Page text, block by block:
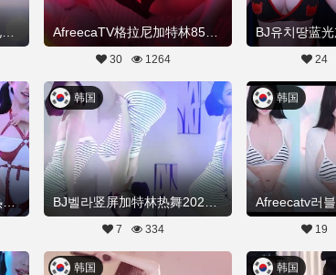
AfreecaTV仁智渊加特林电臀热舞视频20260514舞蹈剪辑
30 1264 24
BJ그릴래영jk制服加特林热舞20260419Hot Dance BJ벨라竖屏加特林热舞20260423Hot Dance
韩国
7 334
韩国
19
韩国 韩国